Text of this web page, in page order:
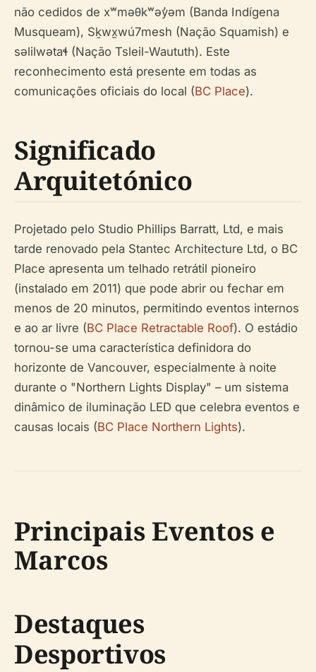
não cedidos de xʷməθkʷəy̓əm (Banda Indígena
Musqueam), Sḵwx̱wú7mesh (Nação Squamish) e
səlilwətaɬ (Nação Tsleil-Waututh). Este
reconhecimento está presente em todas as
comunicações oficiais do local (BC Place).
Significado
Arquitetónico
Projetado pelo Studio Phillips Barratt, Ltd, e mais
tarde renovado pela Stantec Architecture Ltd, o BC
Place apresenta um telhado retrátil pioneiro
(instalado em 2011) que pode abrir ou fechar em
menos de 20 minutos, permitindo eventos internos
e ao ar livre (BC Place Retractable Roof). O estádio
tornou-se uma característica definidora do
horizonte de Vancouver, especialmente à noite
durante o "Northern Lights Display" – um sistema
dinâmico de iluminação LED que celebra eventos e
causas locais (BC Place Northern Lights).
Principais Eventos e
Marcos
Destaques
Desportivos